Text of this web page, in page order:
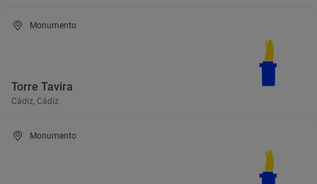
Monumento
Torre Tavira
Cádiz, Cádiz
Monumento